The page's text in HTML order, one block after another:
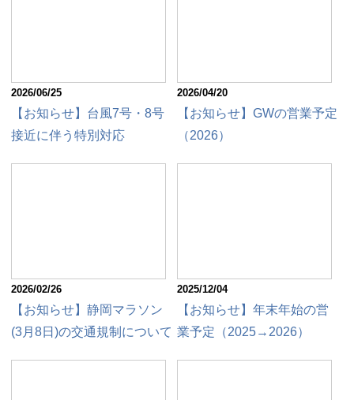
2026/06/25
【お知らせ】台風7号・8号
接近に伴う特別対応
2026/04/20
【お知らせ】GWの営業予定
（2026）
2026/02/26
【お知らせ】静岡マラソン
(3月8日)の交通規制について
2025/12/04
【お知らせ】年末年始の営
業予定（2025→2026）